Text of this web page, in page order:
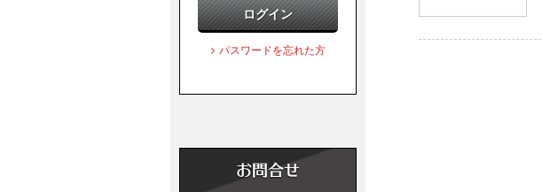
ログイン
パスワードを忘れた方